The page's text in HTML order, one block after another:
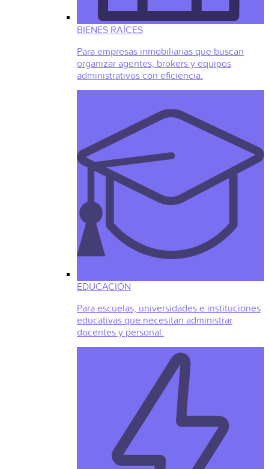
BIENES RAÍCES
Para empresas inmobiliarias que buscan
organizar agentes, brokers y equipos
administrativos con eficiencia.
EDUCACIÓN
Para escuelas, universidades e instituciones
educativas que necesitan administrar
docentes y personal.